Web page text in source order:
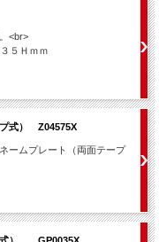
<br>
５Ｈｍｍ
プ式） Z04575X
ームプレート（両面テープ